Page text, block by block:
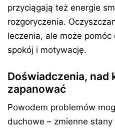
przyciągają też energie
rozgoryczenia.
leczenia, ale może
spokój i motywację.
Doświadczenia, nad
zapanować
Powodem problemów
duchowe – zmienne stany